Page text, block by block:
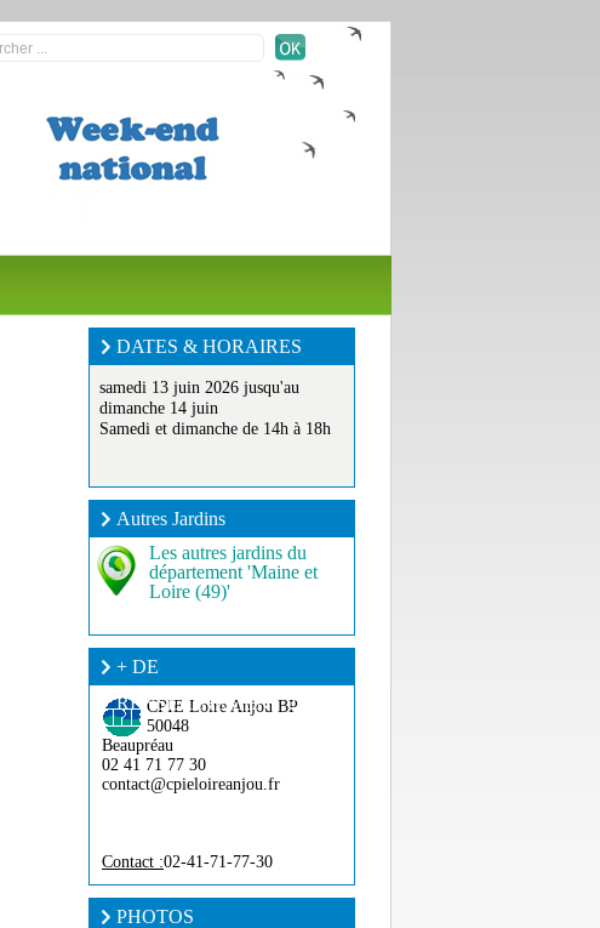
DATES & HORAIRES
samedi 13 juin 2026 jusqu'au
dimanche 14 juin
Samedi et dimanche de 14h à 18h
Autres Jardins
Les autres jardins du
département 'Maine et
Loire (49)'
+ DE
RENSEIGNEMENT ?
CPIE Loire Anjou BP
50048
Beaupréau
02 41 71 77 30
contact@cpieloireanjou.fr
Contact :02-41-71-77-30
PHOTOS